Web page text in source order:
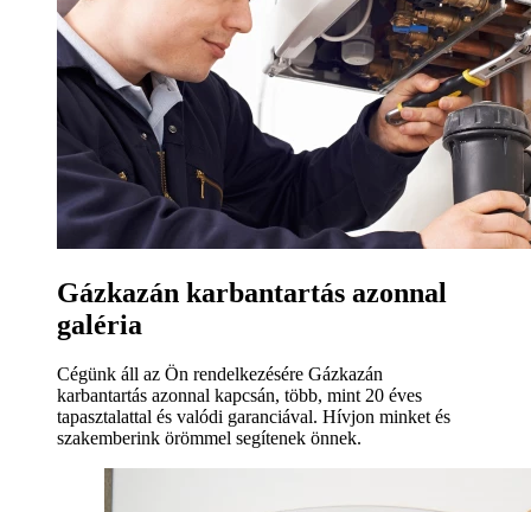
Gázkazán karbantartás azonnal
galéria
Cégünk áll az Ön rendelkezésére Gázkazán
karbantartás azonnal kapcsán, több, mint 20 éves
tapasztalattal és valódi garanciával. Hívjon minket és
szakemberink örömmel segítenek önnek.